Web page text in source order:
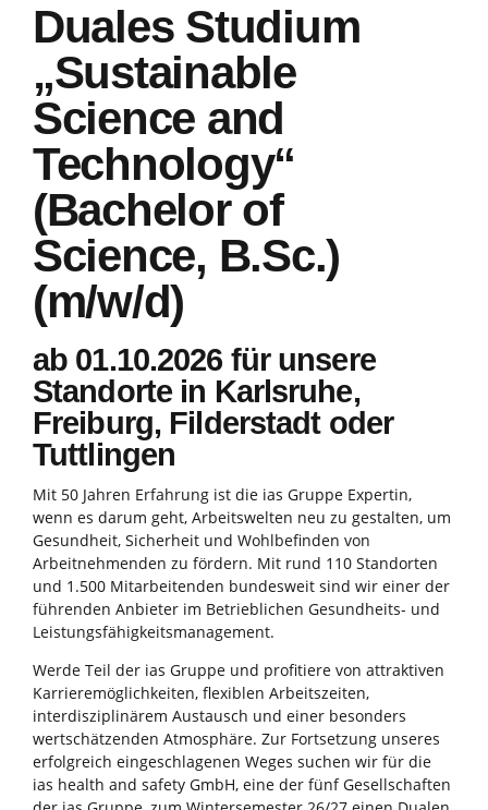
Duales Studium
„Sustainable
Science and
Technology“
(Bachelor of
Science, B.Sc.)
(m/w/d)
ab 01.10.2026 für unsere
Standorte in Karlsruhe,
Freiburg, Filderstadt oder
Tuttlingen
Mit 50 Jahren Erfahrung ist die ias Gruppe Expertin,
wenn es darum geht, Arbeitswelten neu zu gestalten, um
Gesundheit, Sicherheit und Wohlbefinden von
Arbeitnehmenden zu fördern. Mit rund 110 Standorten
und 1.500 Mitarbeitenden bundesweit sind wir einer der
führenden Anbieter im Betrieblichen Gesundheits- und
Leistungsfähigkeitsmanagement.
Werde Teil der ias Gruppe und profitiere von attraktiven
Karrieremöglichkeiten, flexiblen Arbeitszeiten,
interdisziplinärem Austausch und einer besonders
wertschätzenden Atmosphäre. Zur Fortsetzung unseres
erfolgreich eingeschlagenen Weges suchen wir für die
ias health and safety GmbH, eine der fünf Gesellschaften